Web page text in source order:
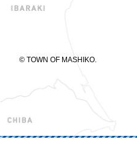
© TOWN OF MASHIKO.